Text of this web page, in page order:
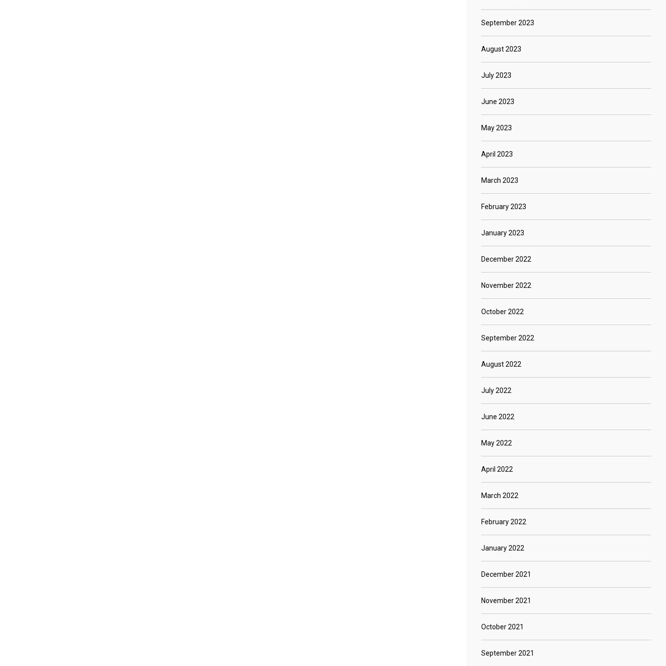
September 2023
August 2023
July 2023
June 2023
May 2023
April 2023
March 2023
February 2023
January 2023
December 2022
November 2022
October 2022
September 2022
August 2022
July 2022
June 2022
May 2022
April 2022
March 2022
February 2022
January 2022
December 2021
November 2021
October 2021
September 2021